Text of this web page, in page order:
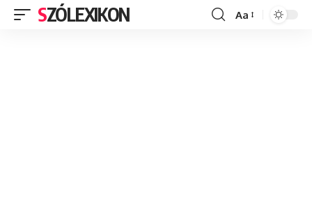
SZÓLEXIKON
Font
Aa